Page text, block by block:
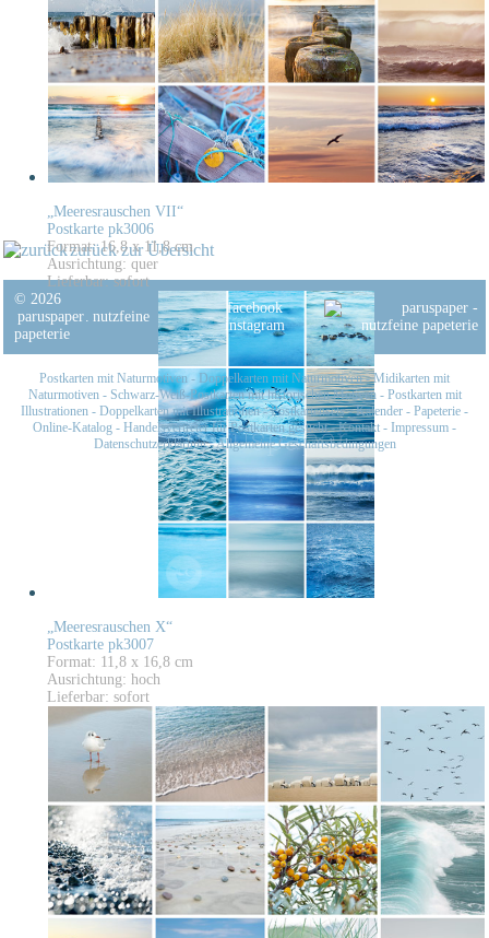
„Meeresrauschen VII“
Postkarte pk3006
Format: 16,8 x 11,8 cm
Ausrichtung: quer
Lieferbar: sofort
„Meeresrauschen X“
Postkarte pk3007
Format: 11,8 x 16,8 cm
Ausrichtung: hoch
Lieferbar: sofort
zurück zur Übersicht
© 2026
paruspaper. nutzfeine
papeterie
facebook
instagram
Postkarten mit Naturmotiven - Doppelkarten mit Naturmotiven-Midikarten mit
Naturmotiven- Schwarz-Weiß-Postkarten mit historischen Motiven- Postkarten mit
Illustrationen - Doppelkarten mit Illustrationen-Postkartensets-Kalender - Papeterie -
Online-Katalog - Handelsvertreter für Postkarten gesucht-Kontakt - Impressum -
Datenschutzerklärung-Allgemeine Geschäftsbedingungen